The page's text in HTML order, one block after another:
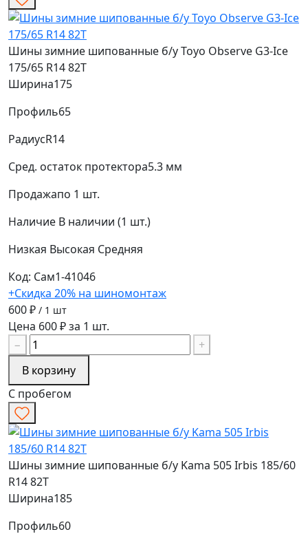
Шины зимние шипованные б/у Toyo Observe G3-Ice
175/65 R14 82T
Ширина175
Профиль65
РадиусR14
Сред. остаток протектора5.3 мм
Продажапо 1 шт.
Наличие В наличии (1 шт.)
Низкая Высокая Средняя
Код: Сам1-41046
+Скидка 20% на шиномонтаж
600 ₽ / 1 шт
Цена 600 ₽ за 1 шт.
−
+
В корзину
С пробегом
Шины зимние шипованные б/у Kama 505 Irbis 185/60
R14 82T
Ширина185
Профиль60